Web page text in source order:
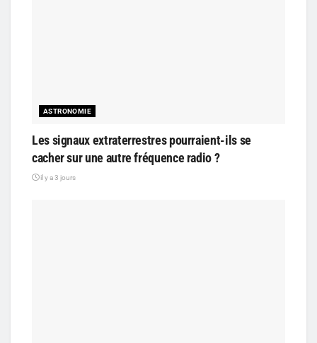
ASTRONOMIE
Les signaux extraterrestres pourraient-ils se
cacher sur une autre fréquence radio ?
il y a 3 jours